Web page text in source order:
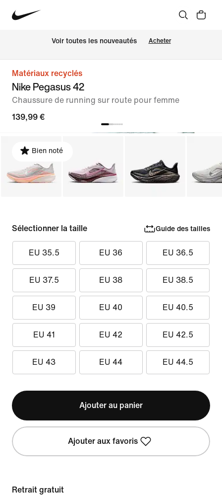
Voir toutes les nouveautés Acheter
Matériaux recyclés
Nike Pegasus 42
Chaussure de running sur route pour femme
139,99 €
Bien noté
Sélectionner la taille Guide des tailles
EU 35.5 EU 36 EU 36.5
EU 37.5 EU 38 EU 38.5
EU 39 EU 40 EU 40.5
EU 41 EU 42 EU 42.5
EU 43 EU 44 EU 44.5
Ajouter au panier
Ajouter aux favoris
Retrait gratuit